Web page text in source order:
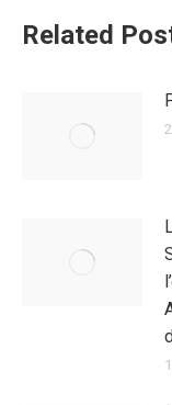
Related